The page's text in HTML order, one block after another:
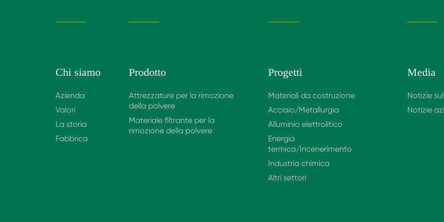
Chi siamo
Azienda
Valori
La storia
Fabbrica
Prodotto
Attrezzature per la rimozione
della polvere
Materiale filtrante per la
rimozione della polvere
Progetti
Materiali da costruzione
Acciaio/Metallurgia
Alluminio elettrolitico
Energia
termica/Incenerimento
Industria chimica
Altri settori
Media
Notizie
Notizie